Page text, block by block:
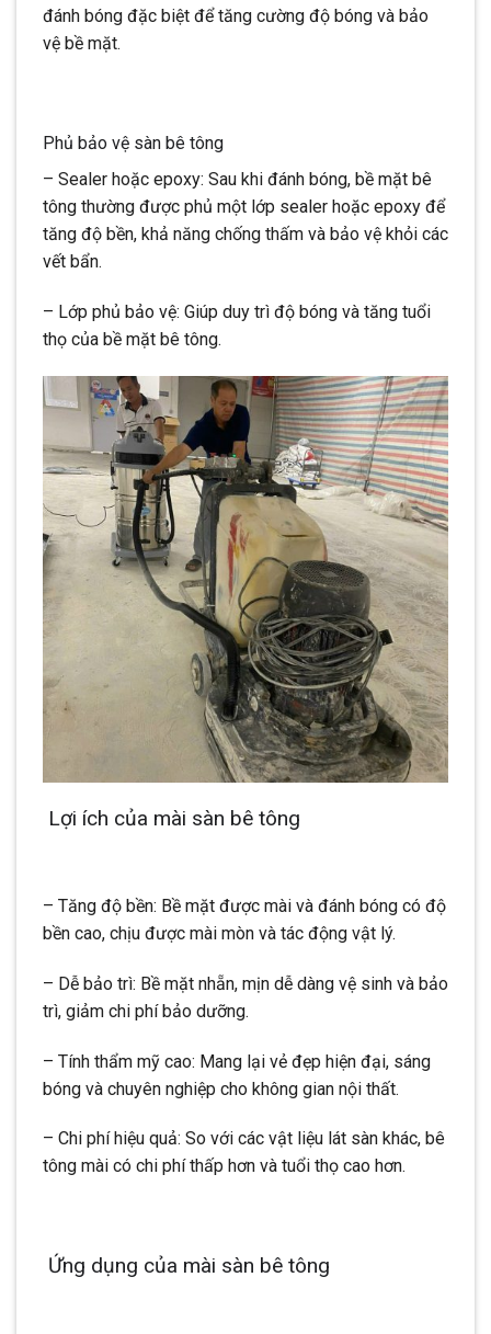
đánh bóng đặc biệt để tăng cường độ bóng và bảo
vệ bề mặt.
Phủ bảo vệ sàn bê tông
– Sealer hoặc epoxy: Sau khi đánh bóng, bề mặt bê
tông thường được phủ một lớp sealer hoặc epoxy để
tăng độ bền, khả năng chống thấm và bảo vệ khỏi các
vết bẩn.
– Lớp phủ bảo vệ: Giúp duy trì độ bóng và tăng tuổi
thọ của bề mặt bê tông.
Lợi ích của mài sàn bê tông
– Tăng độ bền: Bề mặt được mài và đánh bóng có độ
bền cao, chịu được mài mòn và tác động vật lý.
– Dễ bảo trì: Bề mặt nhẵn, mịn dễ dàng vệ sinh và bảo
trì, giảm chi phí bảo dưỡng.
– Tính thẩm mỹ cao: Mang lại vẻ đẹp hiện đại, sáng
bóng và chuyên nghiệp cho không gian nội thất.
– Chi phí hiệu quả: So với các vật liệu lát sàn khác, bê
tông mài có chi phí thấp hơn và tuổi thọ cao hơn.
Ứng dụng của mài sàn bê tông